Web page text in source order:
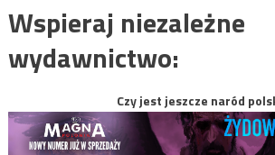
Wspieraj niezależne
wydawnictwo:
Czy jest jeszcze naród